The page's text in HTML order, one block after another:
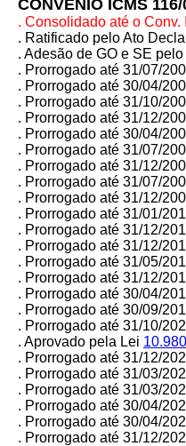
CONVÊNIO ICMS 116/
. Consolidado até o Conv.
. Ratificado pelo Ato
. Adesão de GO e SE
. Prorrogado até 31/07/
. Prorrogado até 30/04/
. Prorrogado até 31/10/
. Prorrogado até 31/12/
. Prorrogado até 30/04/
. Prorrogado até 31/07/
. Prorrogado até 31/12/
. Prorrogado até 31/07/
. Prorrogado até 31/12/
. Prorrogado até 31/01/
. Prorrogado até 31/12/
. Prorrogado até 31/12/
. Prorrogado até 31/05/
. Prorrogado até 31/12/
. Prorrogado até 30/04/
. Prorrogado até 30/09/
. Prorrogado até 31/10/
. Aprovado pela Lei
. Prorrogado até 31/12/
. Prorrogado até 31/03/
. Prorrogado até 31/03/
. Prorrogado até 30/04/
. Prorrogado até 30/04/
. Prorrogado até 31/12/